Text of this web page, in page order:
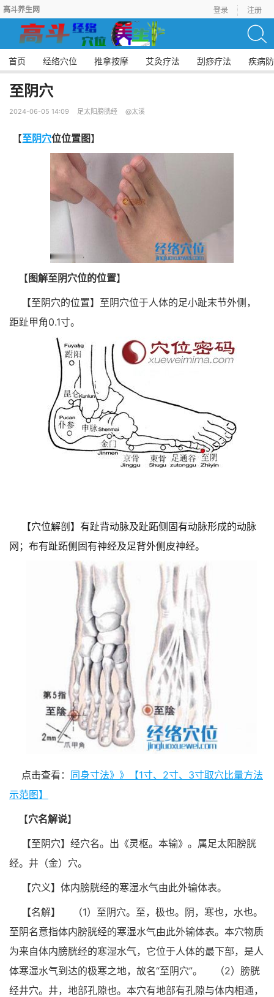
高斗养生网 登录 注册
首页 经络穴位 推拿按摩 艾灸疗法 刮痧疗法 疾病
至阴穴
2024-06-05 14:09 足太阳膀胱经 @太溪
【至阴穴位位置图】
【图解至阴穴位的位置】
【至阴穴的位置】至阴穴位于人体的足小趾末节外侧，
距趾甲角0.1寸。
【穴位解剖】有趾背动脉及趾跖侧固有动脉形成的动脉
网；布有趾跖侧固有神经及足背外侧皮神经。
点击查看： 同身寸法》》【1寸、2寸、3寸取穴比量方法
示范图】
【穴名解说】
【至阴穴】经穴名。出《灵枢。本输》。属足太阳膀胱
经。井（金）穴。
【穴义】体内膀胱经的寒湿水气由此外输体表。
【名解】
（1）至阴穴。至，极也。阴，寒也，水也。
至阴名意指体内膀胱经的寒湿水气由此外输体表。本穴物质
为来自体内膀胱经的寒湿水气，它位于人体的最下部，是人
体寒湿水气到达的极寒之地，故名“至阴穴”。
（2）膀胱
经井穴。井，地部孔隙也。本穴有地部有孔隙与体内相通，